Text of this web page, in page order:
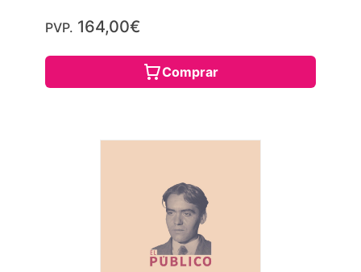
PVP. 164,00€
Comprar